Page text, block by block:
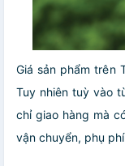
Giá sản phẩm trên
Tuy nhiên tuỳ vào
chỉ giao hàng mà
vận chuyển, phụ